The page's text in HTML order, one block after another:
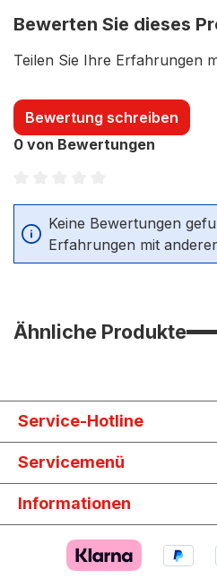
Bewerten Sie dieses
Teilen Sie Ihre Erfahrungen
Bewertung schreiben
0 von Bewertungen
Durchschnittliche
Keine Bewertungen
Erfahrungen mit
Ähnliche Produkte
Service-Hotline
Servicemenü
Informationen